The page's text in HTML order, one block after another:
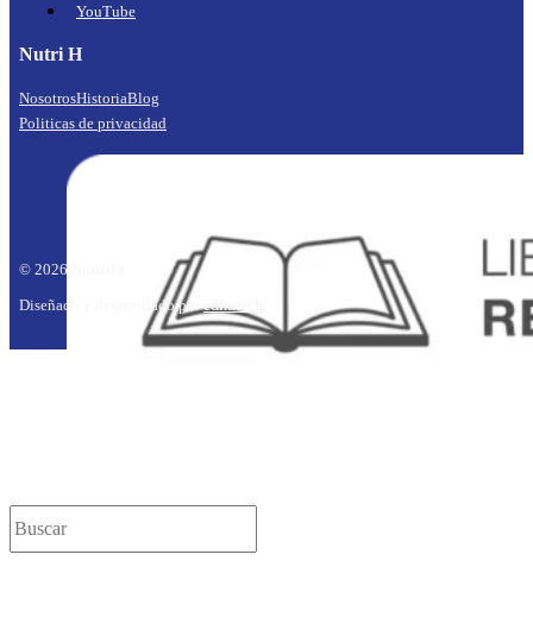
YouTube
Nutri H
NosotrosHistoriaBlog
Politicas de privacidad
© 2026 NutriH®
Diseñado y desarrollado poredhutech